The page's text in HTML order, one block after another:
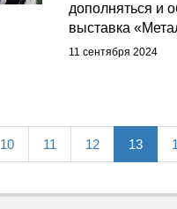
дополняться и
выставка
11 сентября 2024
10 11 12 13